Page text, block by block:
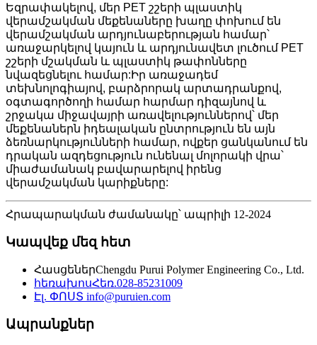
Եզրափակելով, մեր PET շշերի պլաստիկ
վերամշակման մեքենաները խաղը փոխում են
վերամշակման արդյունաբերության համար՝
առաջարկելով կայուն և արդյունավետ լուծում PET
շշերի մշակման և պլաստիկ թափոնները
նվազեցնելու համար:Իր առաջադեմ
տեխնոլոգիայով, բարձրորակ արտադրանքով,
օգտագործողի համար հարմար դիզայնով և
շրջակա միջավայրի առավելություններով՝ մեր
մեքենաներն իդեալական ընտրություն են այն
ձեռնարկությունների համար, ովքեր ցանկանում են
դրական ազդեցություն ունենալ մոլորակի վրա՝
միաժամանակ բավարարելով իրենց
վերամշակման կարիքները:
Հրապարակման ժամանակը՝ ապրիլի 12-2024
Կապվեք մեզ հետ
ՀասցեներChengdu Purui Polymer Engineering Co., Ltd.
հեռախոսՀեռ.028-85231009
Էլ. ՓՈՍՏ info@puruien.com
Ապրանքներ